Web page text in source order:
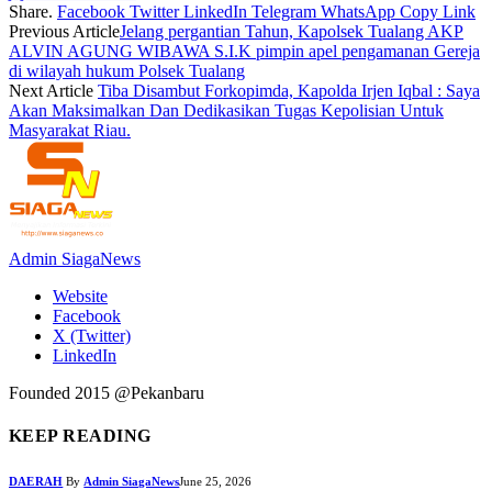
Share. Facebook Twitter LinkedIn Telegram WhatsApp Copy Link
Previous ArticleJelang pergantian Tahun, Kapolsek Tualang AKP
ALVIN AGUNG WIBAWA S.I.K pimpin apel pengamanan Gereja
di wilayah hukum Polsek Tualang
Next Article Tiba Disambut Forkopimda, Kapolda Irjen Iqbal : Saya
Akan Maksimalkan Dan Dedikasikan Tugas Kepolisian Untuk
Masyarakat Riau.
Admin SiagaNews
Website
Facebook
X (Twitter)
LinkedIn
Founded 2015 @Pekanbaru
KEEP READING
DAERAH By Admin SiagaNewsJune 25, 2026